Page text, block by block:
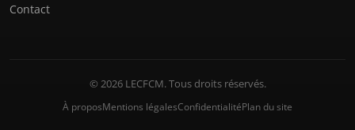
Contact
© 2026 LECFCM. Tous droits réservés.
À proposMentions légalesConfidentialitéPlan du site